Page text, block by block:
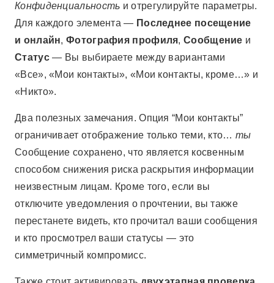
Конфиденциальность и отрегулируйте параметры.
Для каждого элемента — Последнее посещение
и онлайн,Фотография профиля,Сообщение и
Статус— Вы выбираете между вариантами
«Все», «Мои контакты», «Мои контакты, кроме…» и
«Никто».
Два полезных замечания. Опция “Мои контакты”
ограничивает отображение только теми, кто… ты
Сообщение сохранено, что является косвенным
способом снижения риска раскрытия информации
неизвестным лицам. Кроме того, если вы
отключите уведомления о прочтении, вы также
перестанете видеть, кто прочитал ваши сообщения
и кто просмотрел ваши статусы — это
симметричный компромисс.